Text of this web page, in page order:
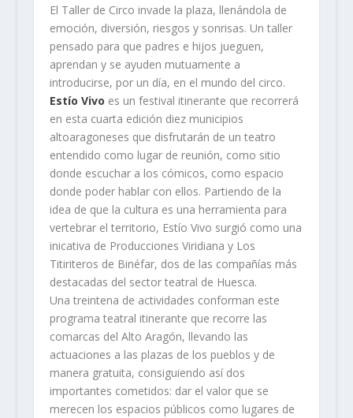
El Taller de Circo invade la plaza, llenándola de
emoción, diversión, riesgos y sonrisas. Un taller
pensado para que padres e hijos jueguen,
aprendan y se ayuden mutuamente a
introducirse, por un día, en el mundo del circo.
Estío Vivo es un festival itinerante que recorrerá
en esta cuarta edición diez municipios
altoaragoneses que disfrutarán de un teatro
entendido como lugar de reunión, como sitio
donde escuchar a los cómicos, como espacio
donde poder hablar con ellos. Partiendo de la
idea de que la cultura es una herramienta para
vertebrar el territorio, Estío Vivo surgió como una
inicativa de Producciones Viridiana y Los
Titiriteros de Binéfar, dos de las compañías más
destacadas del sector teatral de Huesca.
Una treintena de actividades conforman este
programa teatral itinerante que recorre las
comarcas del Alto Aragón, llevando las
actuaciones a las plazas de los pueblos y de
manera gratuita, consiguiendo así dos
importantes cometidos: dar el valor que se
merecen los espacios públicos como lugares de